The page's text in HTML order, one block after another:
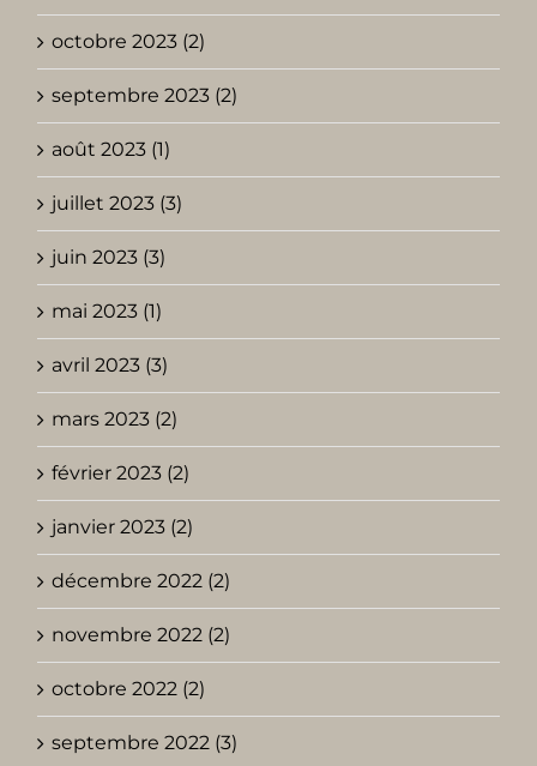
octobre 2023 (2)
septembre 2023 (2)
août 2023 (1)
juillet 2023 (3)
juin 2023 (3)
mai 2023 (1)
avril 2023 (3)
mars 2023 (2)
février 2023 (2)
janvier 2023 (2)
décembre 2022 (2)
novembre 2022 (2)
octobre 2022 (2)
septembre 2022 (3)